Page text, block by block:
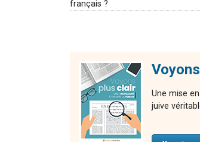
français ?
Une mise
juive